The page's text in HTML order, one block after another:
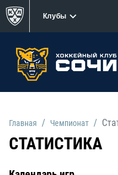
Клубы
Главная Чемпионат
СТАТИСТИКА